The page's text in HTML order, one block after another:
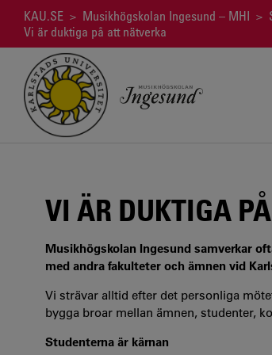
Hoppa
huvudinnehåll
Länkstig
KAU.SE > Musikhögskolan Ingesund – MHI >
Vi är duktiga på att nätverka
VI ÄR DUKTIGA
Musikhögskolan Ingesund samverkar
med andra fakulteter och ämnen vid
Vi strävar alltid efter det personliga
bygga broar mellan ämnen, studenter,
Studenterna är kärnan